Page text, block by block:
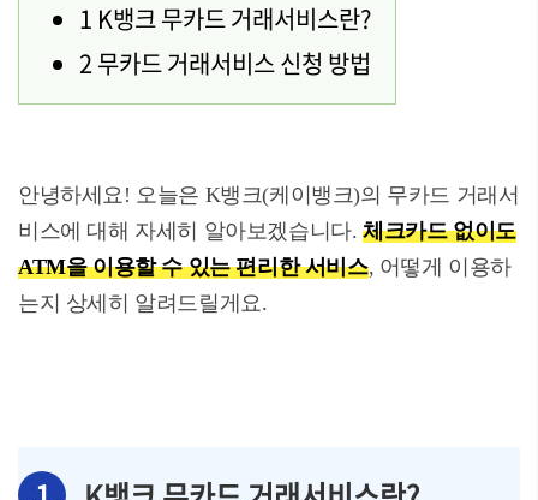
1 K뱅크 무카드 거래서비스란?
2 무카드 거래서비스 신청 방법
안녕하세요! 오늘은 K뱅크(케이뱅크)의 무카드 거래서
비스에 대해 자세히 알아보겠습니다. 체크카드 없이도
ATM을 이용할 수 있는 편리한 서비스, 어떻게 이용하
는지 상세히 알려드릴게요.